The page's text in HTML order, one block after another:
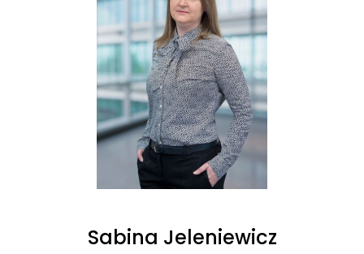
Sabina Jeleniewicz